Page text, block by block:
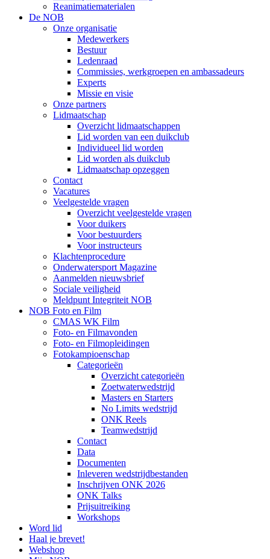
Reanimatiematerialen
De NOB
Onze organisatie
Medewerkers
Bestuur
Ledenraad
Commissies, werkgroepen en ambassadeurs
Experts
Missie en visie
Onze partners
Lidmaatschap
Overzicht lidmaatschappen
Lid worden van een duikclub
Individueel lid worden
Lid worden als duikclub
Lidmaatschap opzeggen
Contact
Vacatures
Veelgestelde vragen
Overzicht veelgestelde vragen
Voor duikers
Voor bestuurders
Voor instructeurs
Klachtenprocedure
Onderwatersport Magazine
Aanmelden nieuwsbrief
Sociale veiligheid
Meldpunt Integriteit NOB
NOB Foto en Film
CMAS WK Film
Foto- en Filmavonden
Foto- en Filmopleidingen
Fotokampioenschap
Categorieën
Overzicht categorieën
Zoetwaterwedstrijd
Masters en Starters
No Limits wedstrijd
ONK Reels
Teamwedstrijd
Contact
Data
Documenten
Inleveren wedstrijdbestanden
Inschrijven ONK 2026
ONK Talks
Prijsuitreiking
Workshops
Word lid
Haal je brevet!
Webshop